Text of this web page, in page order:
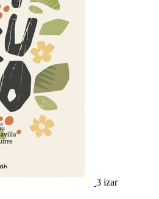
3 izar